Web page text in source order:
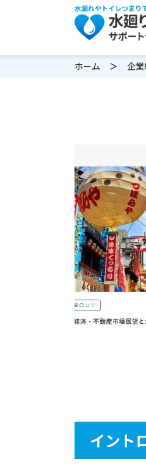
水漏れやトイレつまり
ホーム 企
イント